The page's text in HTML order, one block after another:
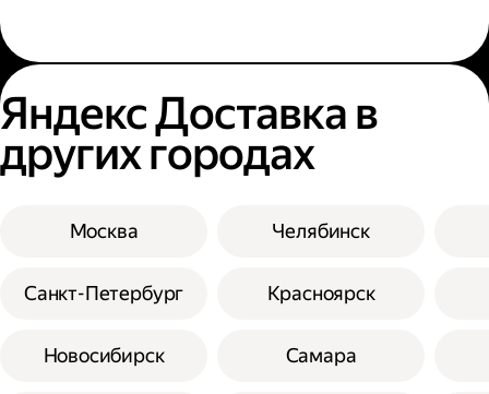
Яндекс Доставка в
других городах
Москва
Санкт-Петербург
Новосибирск
Челябинск
Красноярск
Самара